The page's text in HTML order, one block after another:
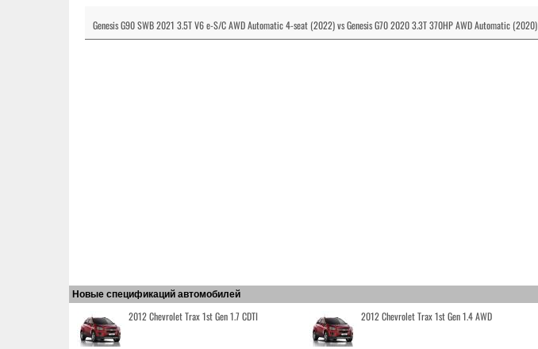
Genesis G90 SWB 2021 3.5T V6 e-S/C AWD Automatic 4-seat (2022) vs Genesis G70 2020 3.3T 370HP AWD Automatic (2020)
Новые спецификаций автомобилей
2012 Chevrolet Trax 1st Gen 1.7 CDTI 2012 Chevrolet Trax 1st Gen 1.4 AWD